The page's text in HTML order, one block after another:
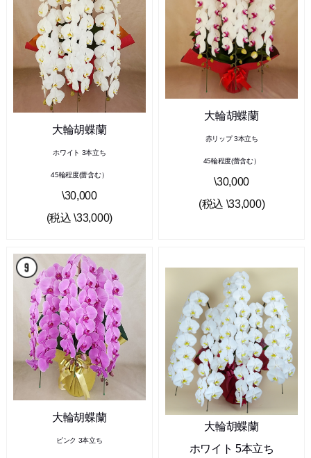
大輪胡蝶蘭
ホワイト 3本立ち
45輪程度(蕾含む）
\30,000
(税込 \33,000)
大輪胡蝶蘭
赤リップ 3本立ち
45輪程度(蕾含む）
\30,000
(税込 \33,000)
大輪胡蝶蘭
ピンク 3本立ち
大輪胡蝶蘭
ホワイト 5本立ち